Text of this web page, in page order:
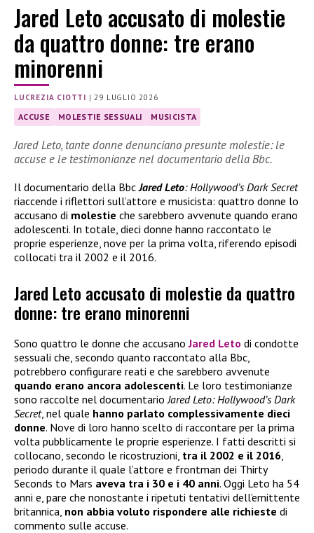
Jared Leto accusato di molestie
da quattro donne: tre erano
minorenni
LUCREZIA CIOTTI |29 LUGLIO 2026
ACCUSE MOLESTIE SESSUALI MUSICISTA
Jared Leto, tante donne denunciano presunte molestie: le
accuse e le testimonianze nel documentario della Bbc.
Il documentario della BbcJared Leto: Hollywood’s Dark Secret
riaccende i riflettori sull’attore e musicista: quattro donne lo
accusano di molestie che sarebbero avvenute quando erano
adolescenti. In totale, dieci donne hanno raccontato le
proprie esperienze, nove per la prima volta, riferendo episodi
collocati tra il 2002 e il 2016.
Jared Leto accusato di molestie da quattro
donne: tre erano minorenni
Sono quattro le donne che accusanoJared Leto di condotte
sessuali che, secondo quanto raccontato alla Bbc,
potrebbero configurare reati e che sarebbero avvenute
quando erano ancora adolescenti. Le loro testimonianze
sono raccolte nel documentario Jared Leto: Hollywood’s Dark
Secret, nel quale hanno parlato complessivamente dieci
donne. Nove di loro hanno scelto di raccontare per la prima
volta pubblicamente le proprie esperienze. I fatti descritti si
collocano, secondo le ricostruzioni, tra il 2002 e il 2016
periodo durante il quale l’attore e frontman dei Thirty
Seconds to Mars aveva tra i 30 e i 40 anni. Oggi Leto ha 54
anni e, pare che nonostante i ripetuti tentativi dell’emittente
britannica, non abbia voluto rispondere alle richieste di
commento sulle accuse.